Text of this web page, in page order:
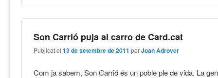
Son Carrió puja al carro de Card.cat
Publicat el13 de setembre de 2011 perJoan Adrover
Com ja sabem, Son Carrió és un poble ple de vida. La